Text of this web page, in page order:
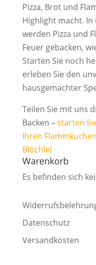
Pizza, Brot und
Highlight macht.
werden Pizza und
Feuer gebacken,
Starten Sie noch
erleben Sie den
hausgemachter
Teilen Sie mit uns
Backen –starten
Ihren
Blöchle!
Warenkorb
Es befinden sich
Datenschutz
Versandkosten